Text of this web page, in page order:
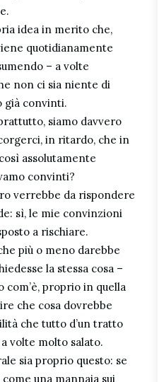
idea in merito che,
quotidianamente
– a volte
non ci sia niente di
già convinti.
siamo davvero
in ritardo, che in
assolutamente
convinti?
verrebbe da rispondere
sì, le mie convinzioni
a rischiare.
più o meno darebbe
la stessa cosa –
com’è, proprio in quella
che cosa dovrebbe
che tutto d’un tratto
volte molto salato.
sia proprio questo: se
una mannaia sui